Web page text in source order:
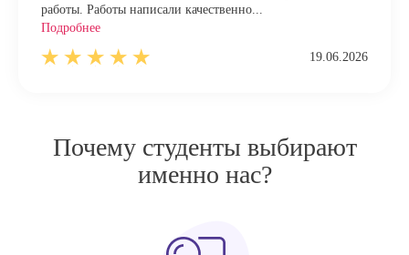
работы. Работы написали качественно...
Подробнее
19.06.2026
Почему студенты выбирают
именно нас?